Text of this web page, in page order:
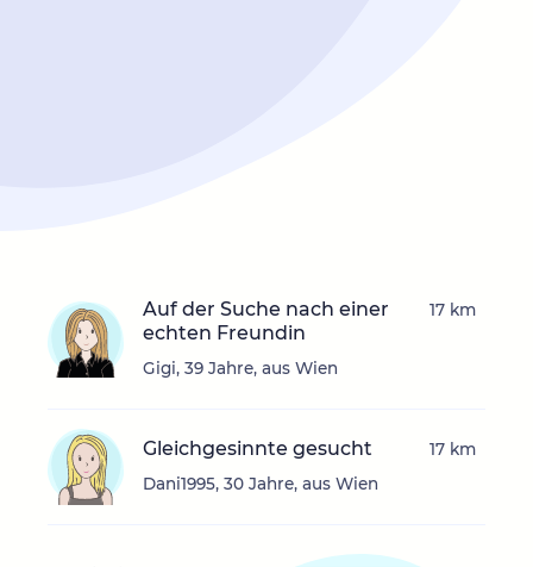
Auf der Suche nach einer
echten Freundin
Gigi, 39 Jahre, aus Wien
17 km
Gleichgesinnte gesucht
Dani1995, 30 Jahre, aus Wien
17 km